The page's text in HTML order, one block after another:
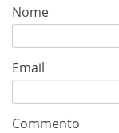
Nome
Email
Commento